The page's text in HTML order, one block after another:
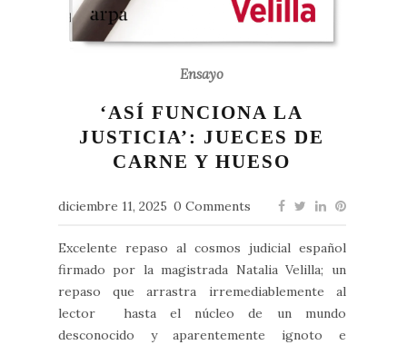
Ensayo
‘ASÍ FUNCIONA LA
JUSTICIA’: JUECES DE
CARNE Y HUESO
diciembre 11, 2025 0 Comments
Excelente repaso al cosmos judicial español
firmado por la magistrada Natalia Velilla; un
repaso que arrastra irremediablemente al
lector hasta el núcleo de un mundo
desconocido y aparentemente ignoto e